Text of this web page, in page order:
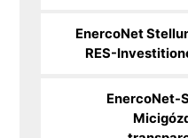
EnercoNet
RES-
EnercoNet-